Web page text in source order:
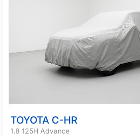
TOYOTA C-HR
1.8 125H Advance